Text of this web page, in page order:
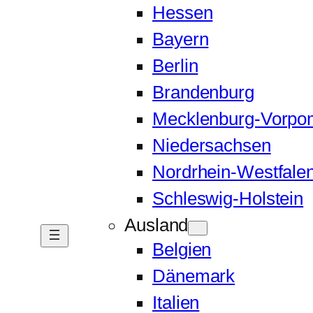
Hessen
Bayern
Berlin
Brandenburg
Mecklenburg-
Niedersachsen
Nordrhein-
Schleswig-Holstein
Ausland
Belgien
Dänemark
Italien